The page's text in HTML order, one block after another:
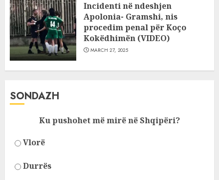
Incidenti në ndeshjen
Apolonia- Gramshi, nis
procedim penal për Koço
Kokëdhimën (VIDEO)
MARCH 27, 2025
SONDAZH
Ku pushohet më mirë në Shqipëri?
Vlorë
Durrës